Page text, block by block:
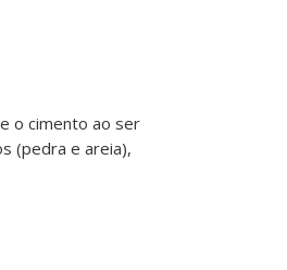
o cimento ao ser
(pedra e areia),